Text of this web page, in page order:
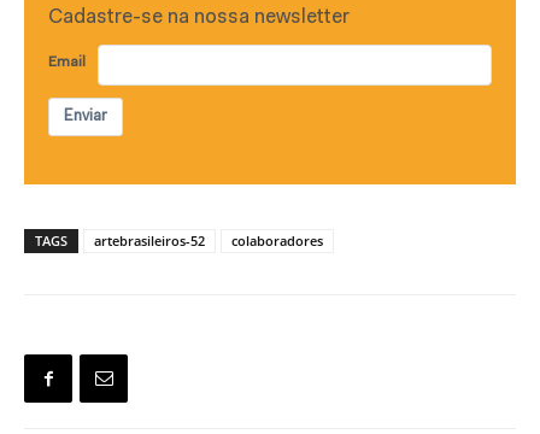
Cadastre-se na nossa newsletter
Email
Enviar
TAGS artebrasileiros-52 colaboradores